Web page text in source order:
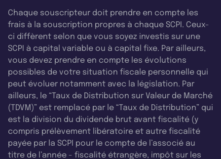
Chaque souscripteur doit prendre en compte les
frais à la souscription propres à chaque SCPI. Ceux-
ci diffèrent selon que vous soyez investis sur une
SCPI à capital variable ou à capital fixe. Par ailleurs,
vous devez prendre en compte les évolutions
possibles de votre situation fiscale personnelle qui
peut évoluer notamment avec la législation. Par
ailleurs, le “Taux de Distribution sur Valeur de Marché
(TDVM)” est remplacé par le “Taux de Distribution” qui
est la division du dividende brut avant fiscalité (y
compris prélèvement libératoire et autre fiscalité
payée par la SCPI pour le compte de l’associé au
titre de l’année - fiscalité étrangère, impôt sur les